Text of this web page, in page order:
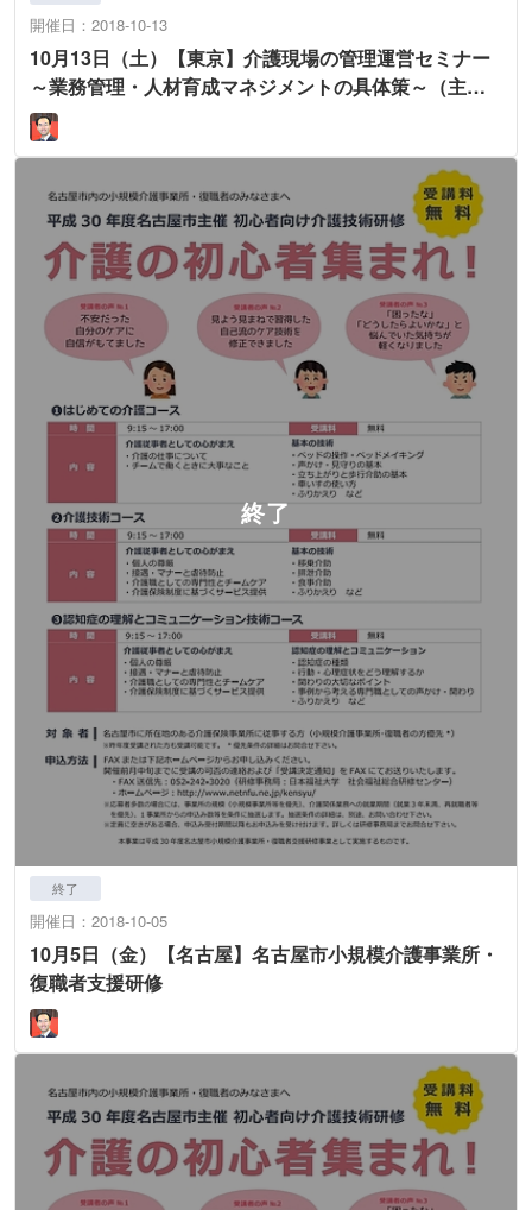
開催日：2018-10-13
10月13日（土）【東京】介護現場の管理運営セミナー
～業務管理・人材育成マネジメントの具体策～（主
催：コ・メディカルアカデミー）
終了
開催日：2018-10-05
10月5日（金）【名古屋】名古屋市小規模介護事業所・
復職者支援研修